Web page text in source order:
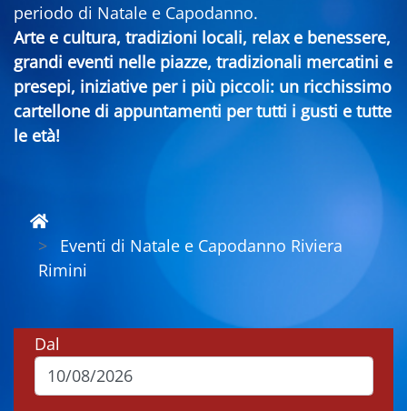
periodo di Natale e Capodanno.
Arte e cultura, tradizioni locali, relax e benessere,
grandi eventi nelle piazze, tradizionali mercatini e
presepi, iniziative per i più piccoli: un ricchissimo
cartellone di appuntamenti per tutti i gusti e tutte
le età!
Eventi di Natale e Capodanno Riviera
Rimini
Dal